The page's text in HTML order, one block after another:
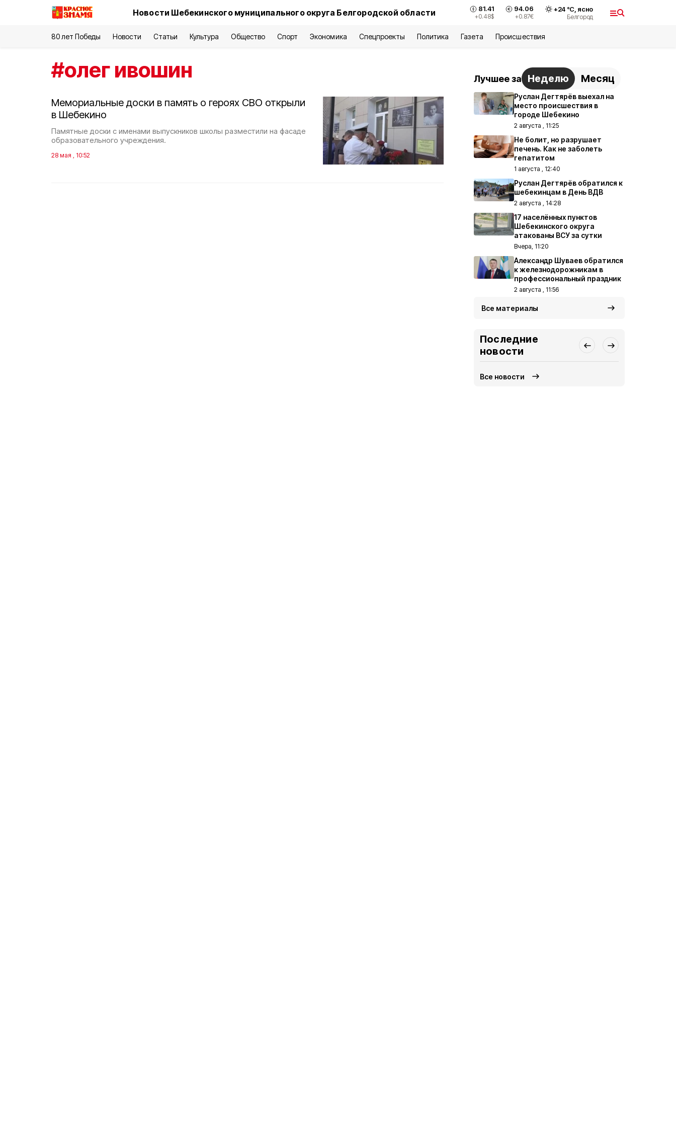
Новости Шебекинского муниципального округа Белгородской области 81.41
+0.48$
94.06
+0.87€
+24°С, ясно
Белгород
80 лет Победы Новости Статьи Культура Общество Спорт Экономика Спецпроекты Политика Газета Происшествия
#олег ивошин
Мемориальные доски в память о героях СВО открыли
в Шебекино
Памятные доски с именами выпускников школы разместили на фасаде
образовательного учреждения.
28 мая , 10:52
Лучшее за Неделю Месяц
Руслан Дегтярёв выехал на
место происшествия в
городе Шебекино
2 августа , 11:25
Не болит, но разрушает
печень. Как не заболеть
гепатитом
1 августа , 12:40
Руслан Дегтярёв обратился к
шебекинцам в День ВДВ
2 августа , 14:28
17 населённых пунктов
Шебекинского округа
атакованы ВСУ за сутки
Вчера, 11:20
Александр Шуваев обратился
к железнодорожникам в
профессиональный праздник
2 августа , 11:56
Все материалы
Последние
новости
Все новости